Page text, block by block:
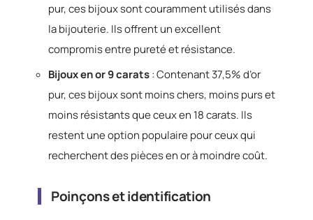
pur, ces bijoux sont couramment utilisés dans
la bijouterie. Ils offrent un excellent
compromis entre pureté et résistance.
Bijoux en or 9 carats: Contenant 37,5% d’or
pur, ces bijoux sont moins chers, moins purs et
moins résistants que ceux en 18 carats. Ils
restent une option populaire pour ceux qui
recherchent des pièces en or à moindre coût.
Poinçons et identification